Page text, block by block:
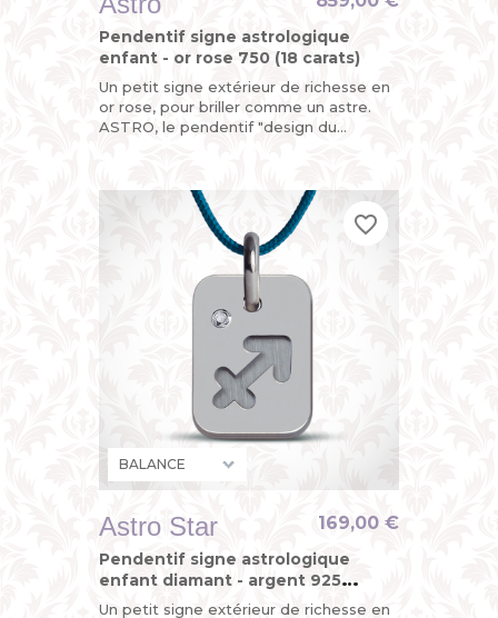
Pendentif signe astrologique
enfant - or rose 750 (18 carats)
Un petit signe extérieur de richesse en
or rose, pour briller comme un astre.
ASTRO, le pendentif "design du
Astro Star
Pendentif signe astrologique
enfant diamant - argent 925
(sterling)
Un petit signe extérieur de richesse en
169,00 €
favorite_border
favorite_border
favorite_border